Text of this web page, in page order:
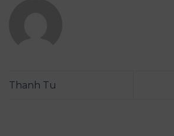
Thanh Tu